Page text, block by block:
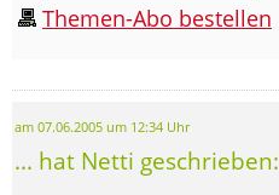
Themen-Abo bestellen
am 07.06.2005 um 12:34 Uhr
... hat Netti geschrieben: